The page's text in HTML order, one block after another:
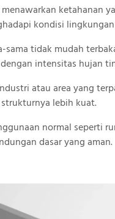
ketahanan
kondisi
sama tidak mudah
intensitas hujan
atau area yang
lebih kuat.
normal seperti
dasar yang aman.